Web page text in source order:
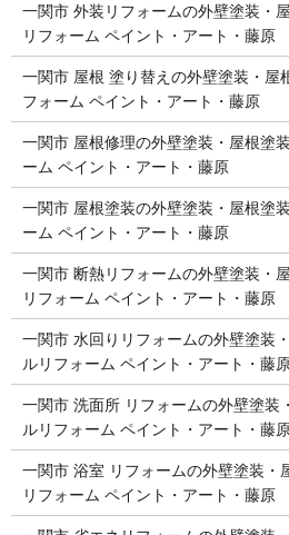
一関市 外装リフォームの外壁塗装・
リフォーム ペイント・アート・藤原
一関市 屋根 塗り替えの外壁塗装・屋
フォーム ペイント・アート・藤原
一関市 屋根修理の外壁塗装・屋根塗
ーム ペイント・アート・藤原
一関市 屋根塗装の外壁塗装・屋根塗
ーム ペイント・アート・藤原
一関市 断熱リフォームの外壁塗装・
リフォーム ペイント・アート・藤原
一関市 水回りリフォームの外壁塗装
ルリフォーム ペイント・アート・藤
一関市 洗面所 リフォームの外壁塗装
ルリフォーム ペイント・アート・藤
一関市 浴室 リフォームの外壁塗装・
リフォーム ペイント・アート・藤原